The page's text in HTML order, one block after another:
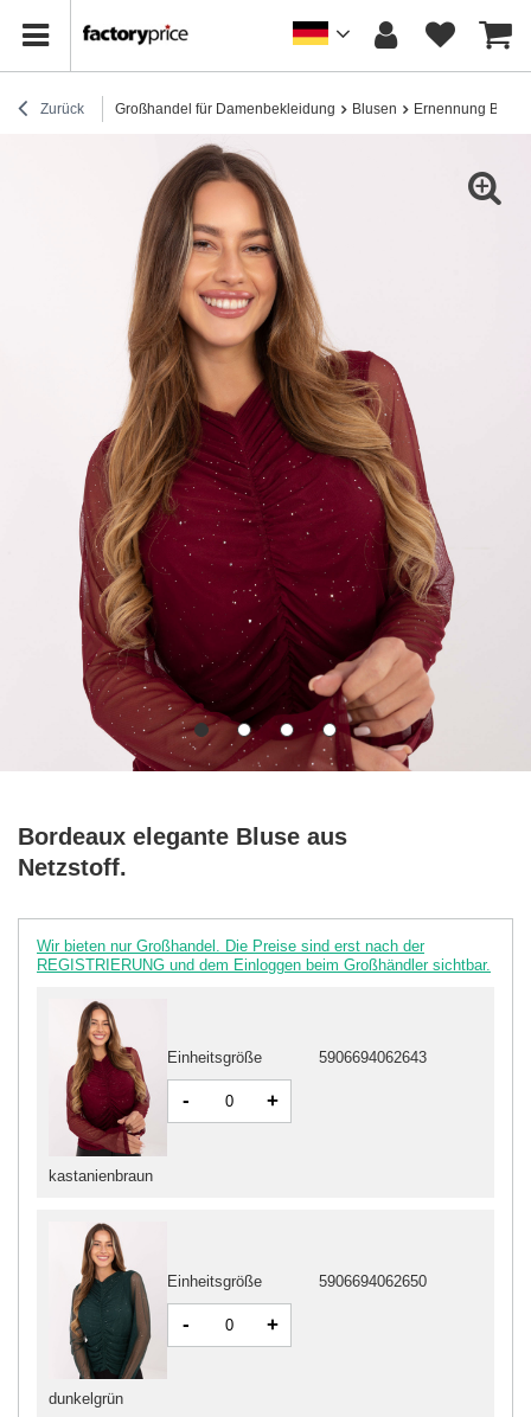
Zurück Großhandel für Damenbekleidung Blusen Ernennung
Bordeaux elegante Bluse aus
Netzstoff.
Wir bieten nur Großhandel. Die Preise sind erst nach der
REGISTRIERUNG und dem Einloggen beim Großhändler sichtbar.
kastanienbraun
Einheitsgröße 5906694062643
- +
dunkelgrün
Einheitsgröße 5906694062650
- +